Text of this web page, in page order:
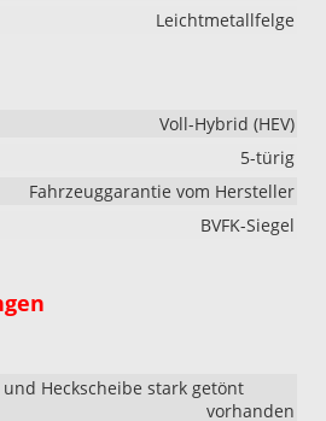
Leichtmetallfelge
Voll-Hybrid (HEV)
5-türig
Fahrzeuggarantie vom Hersteller
BVFK-Siegel
Heckscheibe stark getönt
vorhanden